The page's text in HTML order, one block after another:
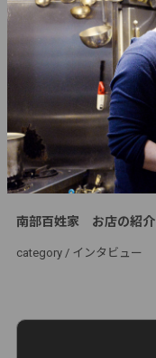
南部百姓家 お店の紹介
category / インタビュー